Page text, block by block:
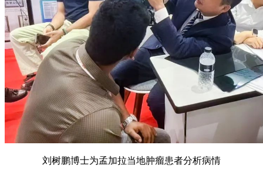
刘树鹏博士为孟加拉当地肿瘤患者分析病情